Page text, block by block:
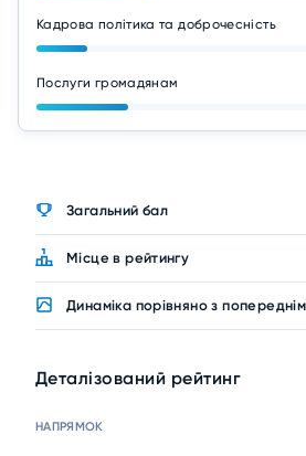
Кадрова політика та доброчесність
Послуги громадянам
Загальний бал
Місце в рейтингу
Динаміка порівняно з
Деталізований рейтинг
НАПРЯМОК